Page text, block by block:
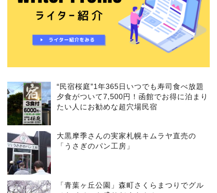
“民宿桜庭”1年365日いつでも寿司食べ放題
夕食がついて7,500円！函館でお得に泊まり
たい人にお勧めな超穴場民宿
大黒摩季さんの実家札幌キムラヤ直売の
「うさぎのパン工房」
「青葉ヶ丘公園」森町さくらまつりでグル